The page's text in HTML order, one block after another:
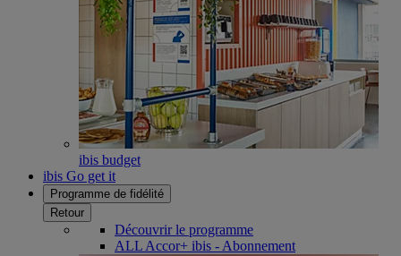
ibis budget
ibis Go get it
Programme de fidélité
Retour
Découvrir le programme
ALL Accor+ ibis - Abonnement